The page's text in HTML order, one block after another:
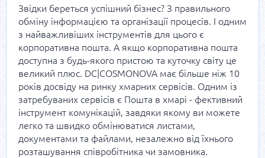
Звідки береться успішний бізнес? З правильного
обміну інформацією та організації процесів. І одним
з найважливіших інструментів для цього є
корпоративна пошта. А якщо корпоративна пошта
доступна з будь-якого пристою та куточку світу це
великий плюс. DC|COSMONOVA має більше ніж 10
років досвіду на ринку хмарних сервісів. Одним із
затребуваних сервісів є Пошта в хмарі - фективний
інструмент комунікацій, завдяки якому ви можете
легко та швидко обмінюватися листами,
документами та файлами, незалежно від їхнього
розташування співробітника чи замовника.